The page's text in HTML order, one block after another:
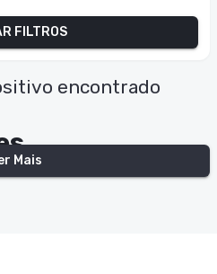
FILTROS
encontrado
Mais